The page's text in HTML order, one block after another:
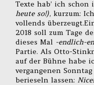
Texte hab’ ich
heute so!), kurzum:
vollends
2018 soll zum Tage
dieses Mal -endlich-
Partie. Als Otto-
auf der Bühne habe
vergangenen
berieseln lassen: